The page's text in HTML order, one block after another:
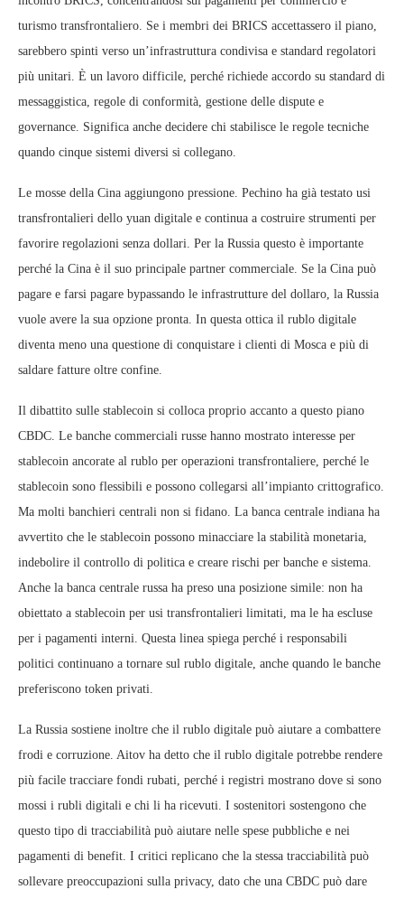
turismo transfrontaliero. Se i membri dei BRICS accettassero il piano,
sarebbero spinti verso un’infrastruttura condivisa e standard regolatori
più unitari. È un lavoro difficile, perché richiede accordo su standard di
messaggistica, regole di conformità, gestione delle dispute e
governance. Significa anche decidere chi stabilisce le regole tecniche
quando cinque sistemi diversi si collegano.
Le mosse della Cina aggiungono pressione. Pechino ha già testato usi
transfrontalieri dello yuan digitale e continua a costruire strumenti per
favorire regolazioni senza dollari. Per la Russia questo è importante
perché la Cina è il suo principale partner commerciale. Se la Cina può
pagare e farsi pagare bypassando le infrastrutture del dollaro, la Russia
vuole avere la sua opzione pronta. In questa ottica il rublo digitale
diventa meno una questione di conquistare i clienti di Mosca e più di
saldare fatture oltre confine.
Il dibattito sulle stablecoin si colloca proprio accanto a questo piano
CBDC. Le banche commerciali russe hanno mostrato interesse per
stablecoin ancorate al rublo per operazioni transfrontaliere, perché le
stablecoin sono flessibili e possono collegarsi all’impianto crittografico.
Ma molti banchieri centrali non si fidano. La banca centrale indiana ha
avvertito che le stablecoin possono minacciare la stabilità monetaria,
indebolire il controllo di politica e creare rischi per banche e sistema.
Anche la banca centrale russa ha preso una posizione simile: non ha
obiettato a stablecoin per usi transfrontalieri limitati, ma le ha escluse
per i pagamenti interni. Questa linea spiega perché i responsabili
politici continuano a tornare sul rublo digitale, anche quando le banche
preferiscono token privati.
La Russia sostiene inoltre che il rublo digitale può aiutare a combattere
frodi e corruzione. Aitov ha detto che il rublo digitale potrebbe rendere
più facile tracciare fondi rubati, perché i registri mostrano dove si sono
mossi i rubli digitali e chi li ha ricevuti. I sostenitori sostengono che
questo tipo di tracciabilità può aiutare nelle spese pubbliche e nei
pagamenti di benefit. I critici replicano che la stessa tracciabilità può
sollevare preoccupazioni sulla privacy, dato che una CBDC può dare